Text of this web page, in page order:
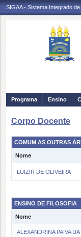
SIGAA - Sistema Integrado
Programa Ensino
Corpo Docente
COMUM AS OUTRAS
Nome
LUIZIR DE OLIVEIRA
ENSINO DE FILOSOFIA
Nome
ALEXANDRINA PAIVA